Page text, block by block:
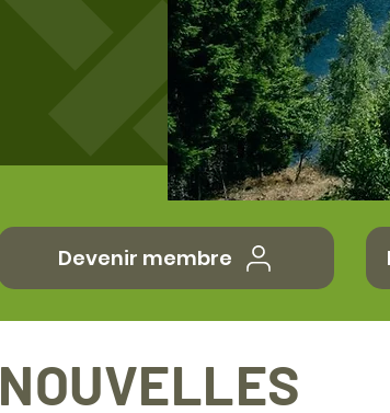
Devenir membre
NOUVELLES